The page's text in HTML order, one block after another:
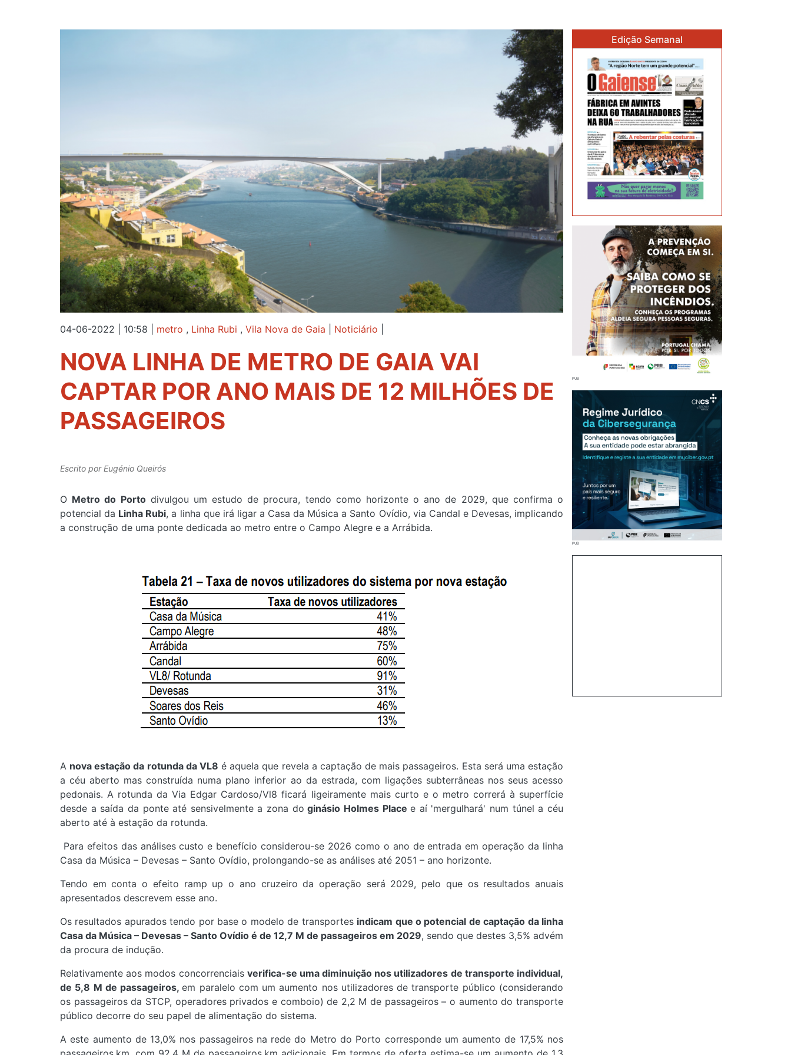
04-06-2022 | 10:58 metro , Linha Rubi , Vila Nova de Gaia Noticiário
NOVA LINHA DE METRO DE GAIA VAI
CAPTAR POR ANO MAIS DE 12 MILHÕES DE
PASSAGEIROS
Escrito porEugénio Queirós
O Metro do Portodivulgou um estudo de procura, tendo como horizonte o ano de 2029, que confirma o
potencial da Linha Rubi, a linha que irá ligar a Casa da Música a Santo Ovídio, via Candal e Devesas, implicando
a construção de uma ponte dedicada ao metro entre o Campo Alegre e a Arrábida.
A nova estação da rotunda da VL8 é aquela que revela a captação de mais passageiros. Esta será uma estação
a céu aberto mas construída numa plano inferior ao da estrada, com ligações subterrâneas nos seus acesso
pedonais. A rotunda da Via Edgar Cardoso/Vl8 ficará ligeiramente mais curto e o metro correrá à superfície
desde a saída da ponte até sensivelmente a zona do ginásio Holmes Placee aí 'mergulhará' num túnel a céu
aberto até à estação da rotunda.
Para efeitos das análises custo e benefício considerou-se 2026 como o ano de entrada em operação da linha
Casa da Música – Devesas – Santo Ovídio, prolongando-se as análises até 2051 – ano horizonte.
Tendo em conta o efeito ramp up o ano cruzeiro da operação será 2029, pelo que os resultados anuais
apresentados descrevem esse ano.
Os resultados apurados tendo por base o modelo de transportes indicam que o potencial de captação da linha
Casa da Música – Devesas – Santo Ovídio é de 12,7 M de passageiros em 2029, sendo que destes 3,5% advém
da procura de indução.
Relativamente aos modos concorrenciais verifica-se uma diminuição nos utilizadores de transporte individual,
de 5,8 M de passageiros,em paralelo com um aumento nos utilizadores de transporte público (considerando
os passageiros da STCP, operadores privados e comboio) de 2,2 M de passageiros – o aumento do transporte
público decorre do seu papel de alimentação do sistema.
A este aumento de 13,0% nos passageiros na rede do Metro do Porto corresponde um aumento de 17,5% nos
Edição Semanal